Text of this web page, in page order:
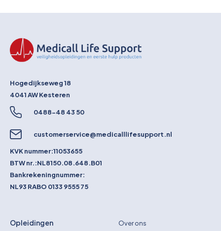
Hogedijkseweg 18
4041 AWKesteren
0488-48 43 50
customerservice@medicalllifesupport.nl
KVK nummer:11053655
BTW nr.:NL8150.08.648.B01
Bankrekeningnummer:
NL93 RABO 0133 9555 75
Opleidingen Over ons